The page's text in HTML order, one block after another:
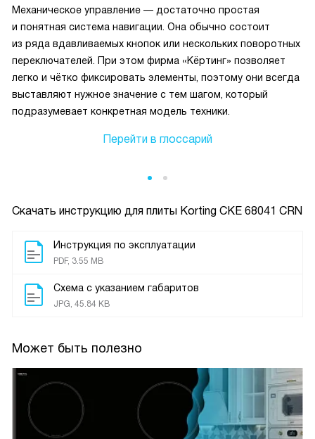
Скачать инструкцию для плиты Korting CKE 68041 CRN
Инструкция по эксплуатации
PDF, 3.55 MB
Схема с указанием габаритов
JPG, 45.84 KB
Может быть полезно
Механическое управление — достаточно простая
и понятная система навигации. Она обычно состоит
из ряда вдавливаемых кнопок или нескольких поворотных
переключателей. При этом фирма «Кёртинг» позволяет
легко и чётко фиксировать элементы, поэтому они всегда
выставляют нужное значение с тем шагом, который
подразумевает конкретная модель техники.
Перейти в глоссарий